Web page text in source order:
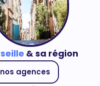
& sa région
agences